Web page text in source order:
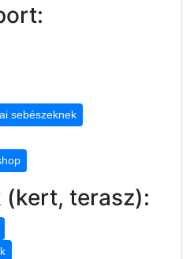
sebészeknek
(kert, terasz):